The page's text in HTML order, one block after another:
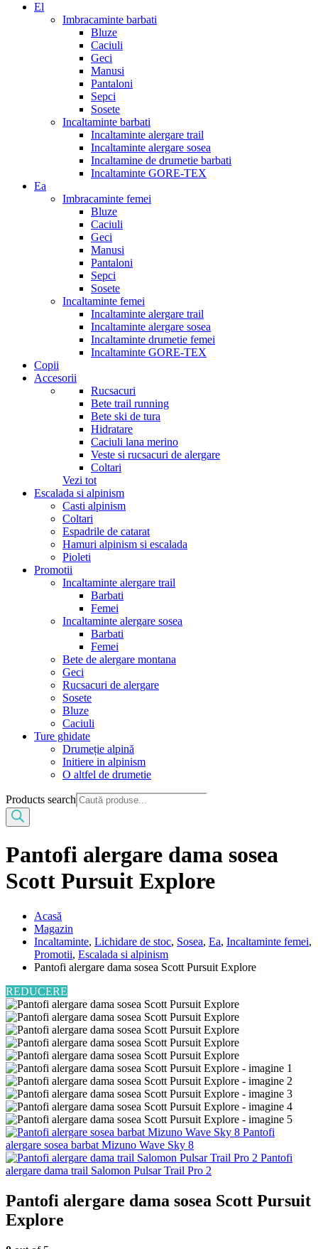
El
Imbracaminte barbati
Bluze
Caciuli
Geci
Manusi
Pantaloni
Sepci
Sosete
Incaltaminte barbati
Incaltaminte alergare trail
Incaltaminte alergare sosea
Incaltamine de drumetie barbati
Incaltaminte GORE-TEX
Ea
Imbracaminte femei
Bluze
Caciuli
Geci
Manusi
Pantaloni
Sepci
Sosete
Incaltaminte femei
Incaltaminte alergare trail
Incaltaminte alergare sosea
Incaltaminte drumetie femei
Incaltaminte GORE-TEX
Copii
Accesorii
Rucsacuri
Bete trail running
Bete ski de tura
Hidratare
Caciuli lana merino
Veste si rucsacuri de alergare
Coltari
Vezi tot
Escalada si alpinism
Casti alpinism
Coltari
Espadrile de catarat
Hamuri alpinism si escalada
Pioleti
Promotii
Incaltaminte alergare trail
Barbati
Femei
Incaltaminte alergare sosea
Barbati
Femei
Bete de alergare montana
Geci
Rucsacuri de alergare
Sosete
Bluze
Caciuli
Ture ghidate
Drumeție alpină
Initiere in alpinism
O altfel de drumetie
Products search
Pantofi alergare dama sosea
Scott Pursuit Explore
Acasă
Magazin
Incaltaminte, Lichidare de stoc, Sosea, Ea, Incaltaminte femei,
Promotii, Escalada si alpinism
Pantofi alergare dama sosea Scott Pursuit Explore
REDUCERE
Pantofi
alergare sosea barbat Mizuno Wave Sky 8
Pantofi
alergare dama trail Salomon Pulsar Trail Pro 2
Pantofi alergare dama sosea Scott Pursuit
Explore